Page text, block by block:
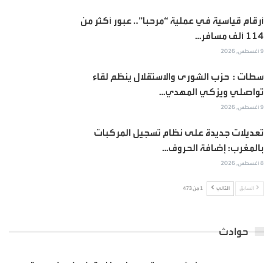
أرقام قياسية في عملية “مرحبا”.. عبور أكثر من
114 ألف مسافر…
9 أغسطس, 2026
سطات : حزب الشورى والاستقلال ينظم لقاء
تواصلي ويزكي المهدي…
9 أغسطس, 2026
تعديلات جديدة على نظام تسجيل المركبات
بالمغرب: إضافة الحروف…
8 أغسطس, 2026
السابق التالي 1 من 473
حوادث